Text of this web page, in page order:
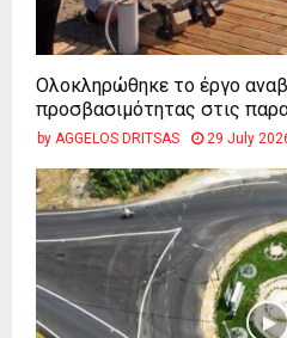
Ολοκληρώθηκε το έργο
προσβασιμότητας στις
by AGGELOS DRITSAS 29 July